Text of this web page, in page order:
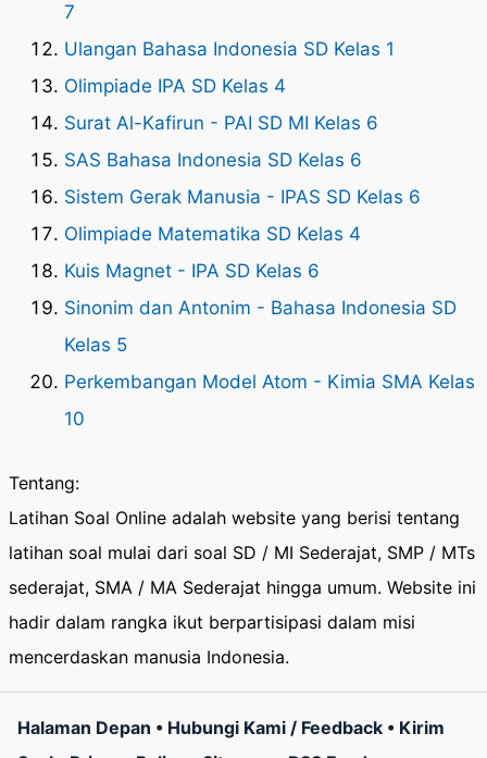
7
Ulangan Bahasa Indonesia SD Kelas 1
Olimpiade IPA SD Kelas 4
Surat Al-Kafirun - PAI SD MI Kelas 6
SAS Bahasa Indonesia SD Kelas 6
Sistem Gerak Manusia - IPAS SD Kelas 6
Olimpiade Matematika SD Kelas 4
Kuis Magnet - IPA SD Kelas 6
Sinonim dan Antonim - Bahasa Indonesia SD
Kelas 5
Perkembangan Model Atom - Kimia SMA Kelas
10
Tentang:
Latihan Soal Online adalah website yang berisi tentang
latihan soal mulai dari soal SD / MI Sederajat, SMP / MTs
sederajat, SMA / MA Sederajat hingga umum. Website ini
hadir dalam rangka ikut berpartisipasi dalam misi
mencerdaskan manusia Indonesia.
Halaman Depan • Hubungi Kami / Feedback • Kirim